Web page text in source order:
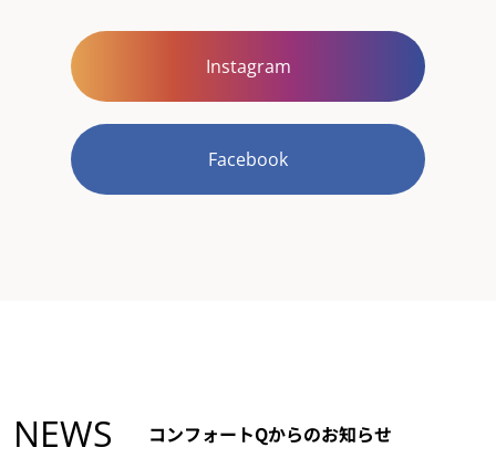
Instagram
Facebook
NEWS コンフォートQからのお知らせ